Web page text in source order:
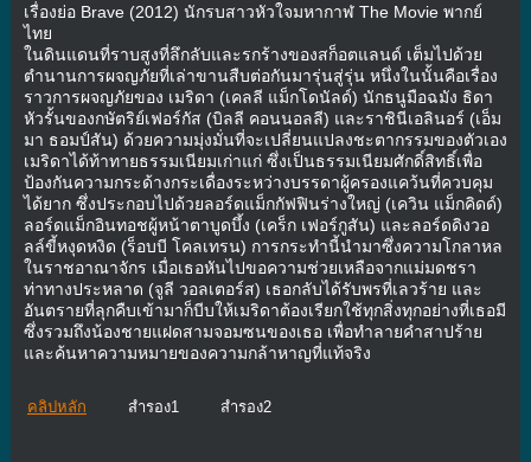
เรื่องย่อ Brave (2012) นักรบสาวหัวใจมหากาฬ The Movie พากย์
ไทย
ในดินแดนที่ราบสูงที่ลึกลับและรกร้างของสก็อตแลนด์ เต็มไปด้วย
ตำนานการผจญภัยที่เล่าขานสืบต่อกันมารุ่นสู่รุ่น หนึ่งในนั้นคือเรื่อง
ราวการผจญภัยของ เมริดา (เคลลี แม็กโดนัลด์) นักธนูมือฉมัง ธิดา
หัวรั้นของกษัตริย์เฟอร์กัส (บิลลี คอนนอลลี) และราชินีเอลินอร์ (เอ็ม
มา ธอมป์สัน) ด้วยความมุ่งมั่นที่จะเปลี่ยนแปลงชะตากรรมของตัวเอง
เมริดาได้ท้าทายธรรมเนียมเก่าแก่ ซึ่งเป็นธรรมเนียมศักดิ์สิทธิ์เพื่อ
ป้องกันความกระด้างกระเดื่องระหว่างบรรดาผู้ครองแคว้นที่ควบคุม
ได้ยาก ซึ่งประกอบไปด้วยลอร์ดแม็กกัฟฟินร่างใหญ่ (เควิน แม็กคิดด์)
ลอร์ดแม็กอินทอชผู้หน้าตาบูดบึ้ง (เคร็ก เฟอร์กูสัน) และลอร์ดดิงวอ
ลล์ขี้หงุดหงิด (ร็อบบี โคลเทรน) การกระทำนี้นำมาซึ่งความโกลาหล
ในราชอาณาจักร เมื่อเธอหันไปขอความช่วยเหลือจากแม่มดชรา
ท่าทางประหลาด (จูลี วอลเตอร์ส) เธอกลับได้รับพรที่เลวร้าย และ
อันตรายที่ลุกคืบเข้ามาก็บีบให้เมริดาต้องเรียกใช้ทุกสิ่งทุกอย่างที่เธอมี
ซึ่งรวมถึงน้องชายแฝดสามจอมซนของเธอ เพื่อทำลายคำสาปร้าย
และค้นหาความหมายของความกล้าหาญที่แท้จริง
คลิปหลัก สำรอง1 สำรอง2